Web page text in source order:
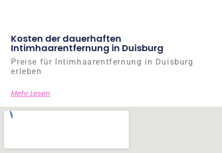
Kosten der dauerhaften
Intimhaarentfernung in Duisburg
Preise für Intimhaarentfernung in Duisburg
erleben
Mehr Lesen